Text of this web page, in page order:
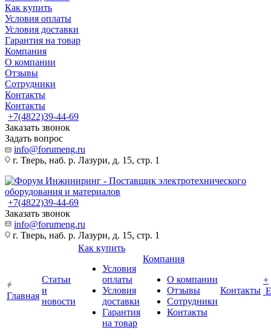
Как купить
Условия оплаты
Условия доставки
Гарантия на товар
Компания
О компании
Отзывы
Сотрудники
Контакты
Контакты
+7(4822)39-44-69
Заказать звонок
Задать вопрос
info@forumeng.ru
г. Тверь, наб. р. Лазури, д. 15, стр. 1
+7(4822)39-44-69
Заказать звонок
info@forumeng.ru
г. Тверь, наб. р. Лазури, д. 15, стр. 1
Главная
Статьи
и
новости
Как купить
Условия
оплаты
Условия
доставки
Гарантия
на товар
Компания
О компании
Отзывы
Сотрудники
Контакты
Контакты
+